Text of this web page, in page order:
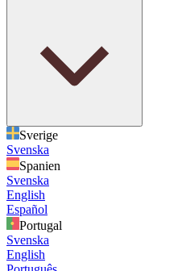
Sverige
Svenska
Spanien
Svenska
English
Español
Portugal
Svenska
English